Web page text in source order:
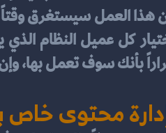
بأنك سوف تعمل بها،
محتوى خاص